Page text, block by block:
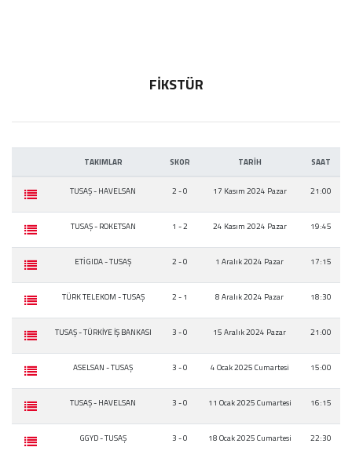
FİKSTÜR
TAKIMLAR SKOR TARİH SAAT
TUSAŞ - HAVELSAN 2 - 0 17 Kasım 2024 Pazar 21:00
TUSAŞ - ROKETSAN 1 - 2 24 Kasım 2024 Pazar 19:45
ETİ GIDA - TUSAŞ 2 - 0 1 Aralık 2024 Pazar 17:15
TÜRK TELEKOM - TUSAŞ 2 - 1 8 Aralık 2024 Pazar 18:30
TUSAŞ - TÜRKİYE İŞ BANKASI 3 - 0 15 Aralık 2024 Pazar 21:00
ASELSAN - TUSAŞ 3 - 0 4 Ocak 2025 Cumartesi 15:00
TUSAŞ - HAVELSAN 3 - 0 11 Ocak 2025 Cumartesi 16:15
GGYD - TUSAŞ 3 - 0 18 Ocak 2025 Cumartesi 22:30